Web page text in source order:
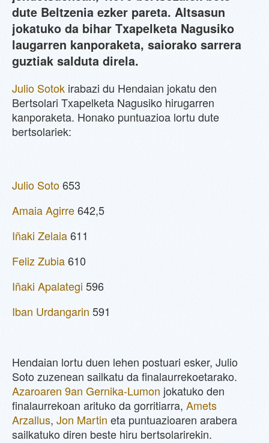
dute Beltzenia ezker pareta. Altsasun
jokatuko da bihar Txapelketa Nagusiko
laugarren kanporaketa, saiorako sarrera
guztiak salduta direla.
Julio Sotok irabazi du Hendaian jokatu den
Bertsolari Txapelketa Nagusiko hirugarren
kanporaketa. Honako puntuazioa lortu dute
bertsolariek:
Julio Soto653
Amaia Agirre642,5
Iñaki Zelaia611
Feliz Zubia610
Iñaki Apalategi 596
Iban Urdangarin 591
Hendaian lortu duen lehen postuari esker, Julio
Soto zuzenean sailkatu da finalaurrekoetarako.
Azaroaren 9an Gernika-Lumon jokatuko den
finalaurrekoan arituko da gorritiarra, Amets
Arzallus, Jon Martin eta puntuazioaren arabera
sailkatuko diren beste hiru bertsolarirekin.